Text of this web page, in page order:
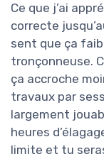
Ce que j’ai
correcte
sent que ça
tronçonneuse.
ça accroche
travaux par
largement
heures
limite et tu